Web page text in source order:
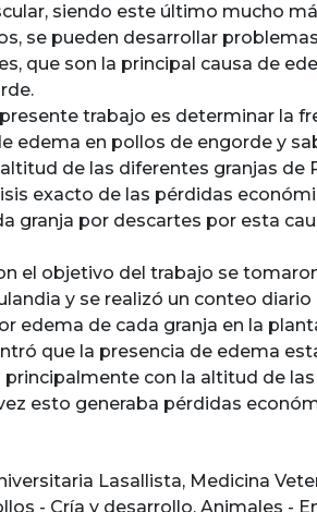
siendo este último mucho
se pueden desarrollar problemas
que son la principal causa de
trabajo es determinar la
edema en pollos de engorde y
de las diferentes granjas de
exacto de las pérdidas
granja por descartes por esta
el objetivo del trabajo se
y se realizó un conteo
edema de cada granja en la
que la presencia de edema
principalmente con la altitud de
esto generaba pérdidas
Lasallista, Medicina
- Cría y desarrollo, Animales -